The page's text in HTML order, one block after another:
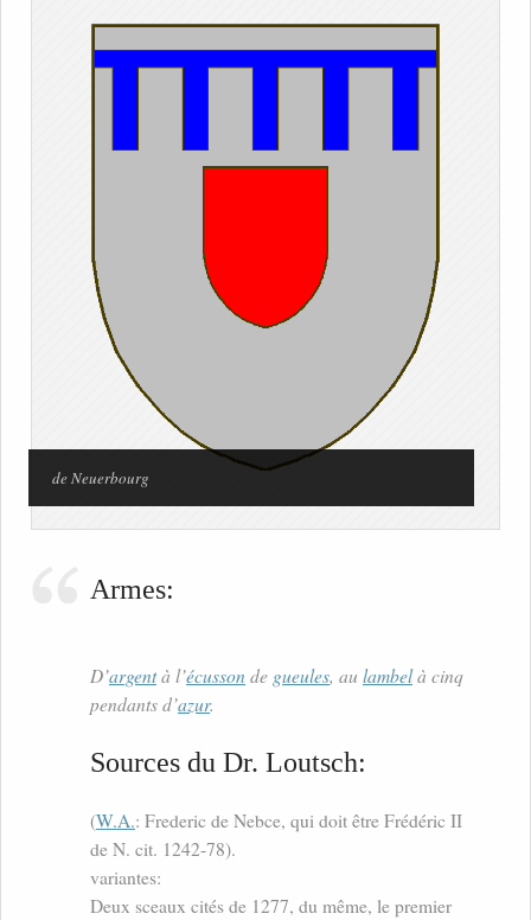
de Neuerbourg
Armes:
D’argentà l’écusson de gueules, au lambelà cinq
pendants d’azur.
Sources du Dr. Loutsch:
(W.A.: Frederic de Nebce, qui doit être Frédéric II
de N. cit. 1242-78).
variantes:
Deux sceaux cités de 1277, du même, le premier